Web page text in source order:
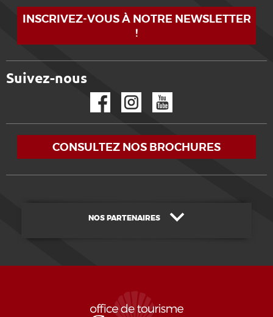
INSCRIVEZ-VOUS À NOTRE NEWSLETTER
!
Suivez-nous
CONSULTEZ NOS BROCHURES
NOS PARTENAIRES